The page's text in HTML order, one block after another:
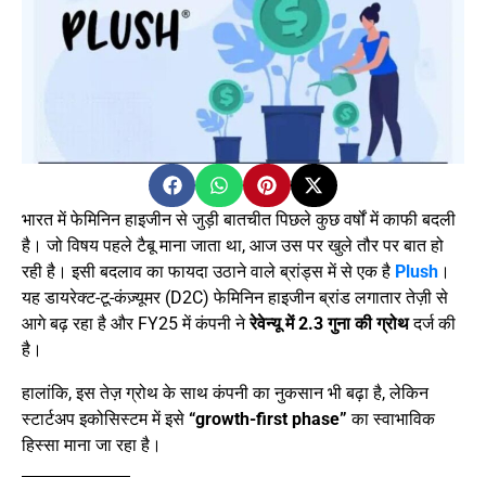
भारत में फेमिनिन हाइजीन से जुड़ी बातचीत पिछले कुछ वर्षों में काफी बदली
है। जो विषय पहले टैबू माना जाता था, आज उस पर खुले तौर पर बात हो
रही है। इसी बदलाव का फायदा उठाने वाले ब्रांड्स में से एक है Plush ।
यह डायरेक्ट-टू-कंज़्यूमर (D2C) फेमिनिन हाइजीन ब्रांड लगातार तेज़ी से
आगे बढ़ रहा है और FY25 में कंपनी नेरेवेन्यू में 2.3 गुना की ग्रोथदर्ज की
है।
हालांकि, इस तेज़ ग्रोथ के साथ कंपनी का नुकसान भी बढ़ा है, लेकिन
स्टार्टअप इकोसिस्टम में इसे “growth-first phase” का स्वाभाविक
हिस्सा माना जा रहा है।